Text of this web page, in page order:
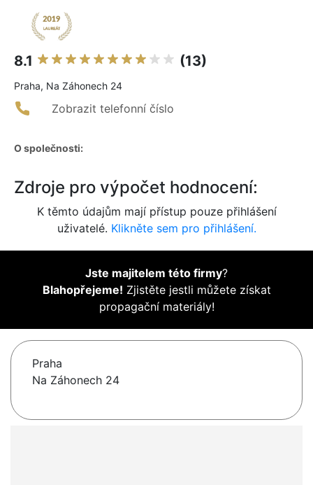
8.1 (13)
Praha, Na Záhonech 24
Zobrazit telefonní číslo
O společnosti:
Zdroje pro výpočet hodnocení:
K těmto údajům mají přístup pouze přihlášení
uživatelé. Klikněte sem pro přihlášení.
Jste majitelem této firmy?
Blahopřejeme! Zjistěte jestli můžete získat
propagační materiály!
Praha
Na Záhonech 24